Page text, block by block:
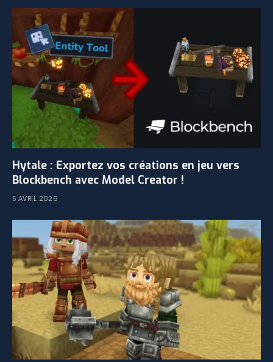
Hytale : Exportez vos créations en jeu vers
Blockbench avec Model Creator !
5 AVRIL 2026